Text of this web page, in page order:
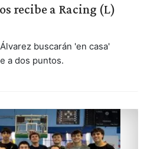
recibe a Racing (L)
buscarán 'en casa'
a dos puntos.